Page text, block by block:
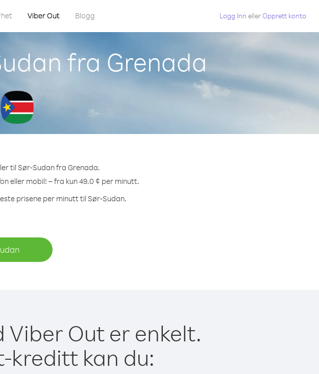
Viber Out Blogg Logg Inn ellerOpprett konto
fra Grenada
til Sør-Sudan fra Grenada.
eller mobil! – fra kun 49.0 ¢ per minutt.
prisene per minutt til Sør-Sudan.
Viber Out er enkelt.
kreditt kan du: